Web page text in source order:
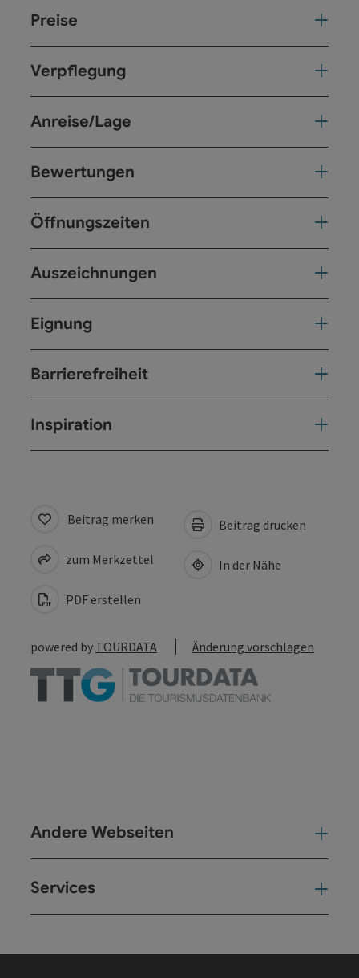
Preise
Verpflegung
Anreise/Lage
Bewertungen
Öffnungszeiten
Auszeichnungen
Eignung
Barrierefreiheit
Inspiration
Beitrag merken
zum Merkzettel
PDF erstellen
Beitrag drucken
In der Nähe
powered by TOURDATA Änderung vorschlagen
Andere Webseiten
Services